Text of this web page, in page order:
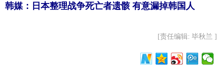
韩媒：日本整理战争死亡者遗骸 有意漏掉韩国人
[责任编辑: 毕秋兰 ]